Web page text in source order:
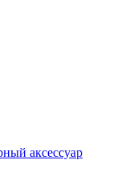
аксессуар